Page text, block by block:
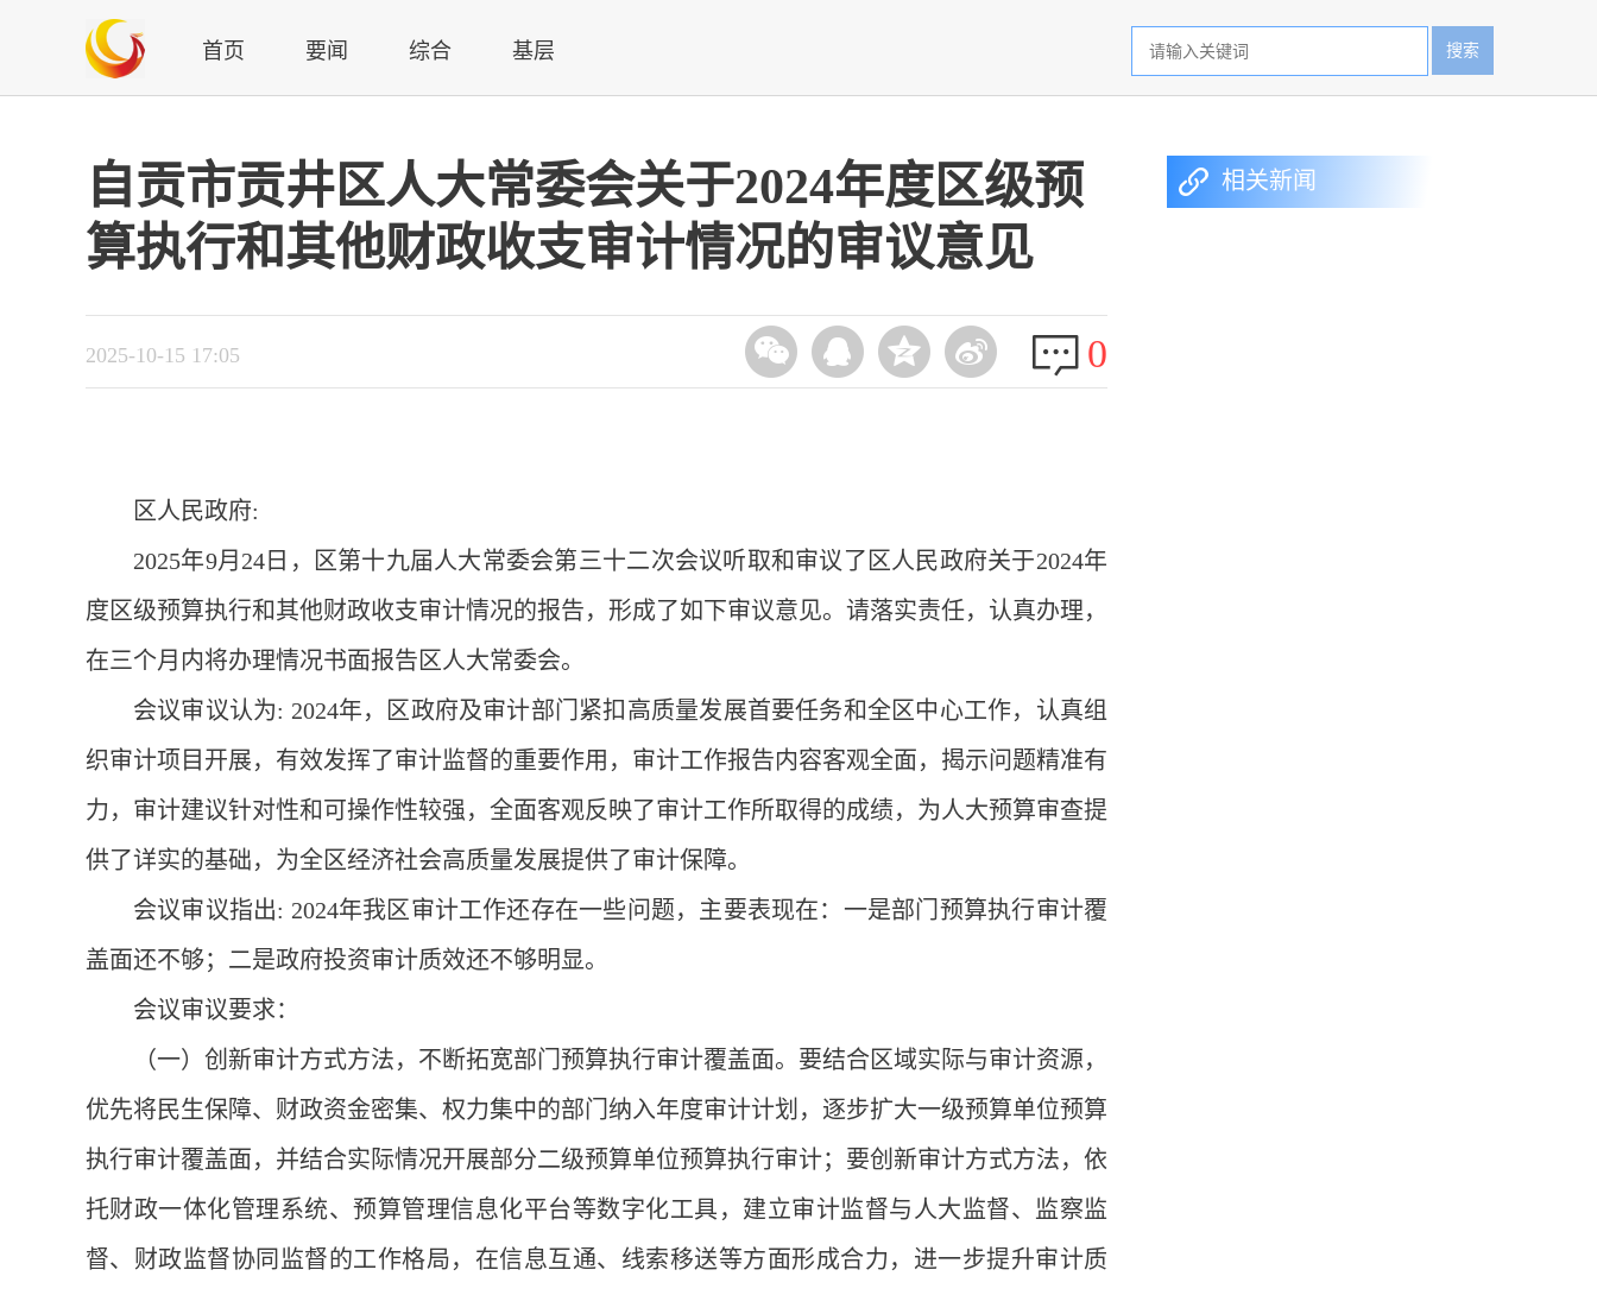
首页 要闻 综合 基层 搜索
自贡市贡井区人大常委会关于2024年度区级预
算执行和其他财政收支审计情况的审议意见
2025-10-15 17:05 0
区人民政府:
2025年9月24日，区第十九届人大常委会第三十二次会议听取和审议了区人民政府关于2024年
度区级预算执行和其他财政收支审计情况的报告，形成了如下审议意见。请落实责任，认真办理，
在三个月内将办理情况书面报告区人大常委会。
会议审议认为: 2024年，区政府及审计部门紧扣高质量发展首要任务和全区中心工作，认真组
织审计项目开展，有效发挥了审计监督的重要作用，审计工作报告内容客观全面，揭示问题精准有
力，审计建议针对性和可操作性较强，全面客观反映了审计工作所取得的成绩，为人大预算审查提
供了详实的基础，为全区经济社会高质量发展提供了审计保障。
会议审议指出: 2024年我区审计工作还存在一些问题，主要表现在：一是部门预算执行审计覆
盖面还不够；二是政府投资审计质效还不够明显。
会议审议要求：
（一）创新审计方式方法，不断拓宽部门预算执行审计覆盖面。要结合区域实际与审计资源，
优先将民生保障、财政资金密集、权力集中的部门纳入年度审计计划，逐步扩大一级预算单位预算
执行审计覆盖面，并结合实际情况开展部分二级预算单位预算执行审计；要创新审计方式方法，依
托财政一体化管理系统、预算管理信息化平台等数字化工具，建立审计监督与人大监督、监察监
督、财政监督协同监督的工作格局，在信息互通、线索移送等方面形成合力，进一步提升审计质
相关新闻